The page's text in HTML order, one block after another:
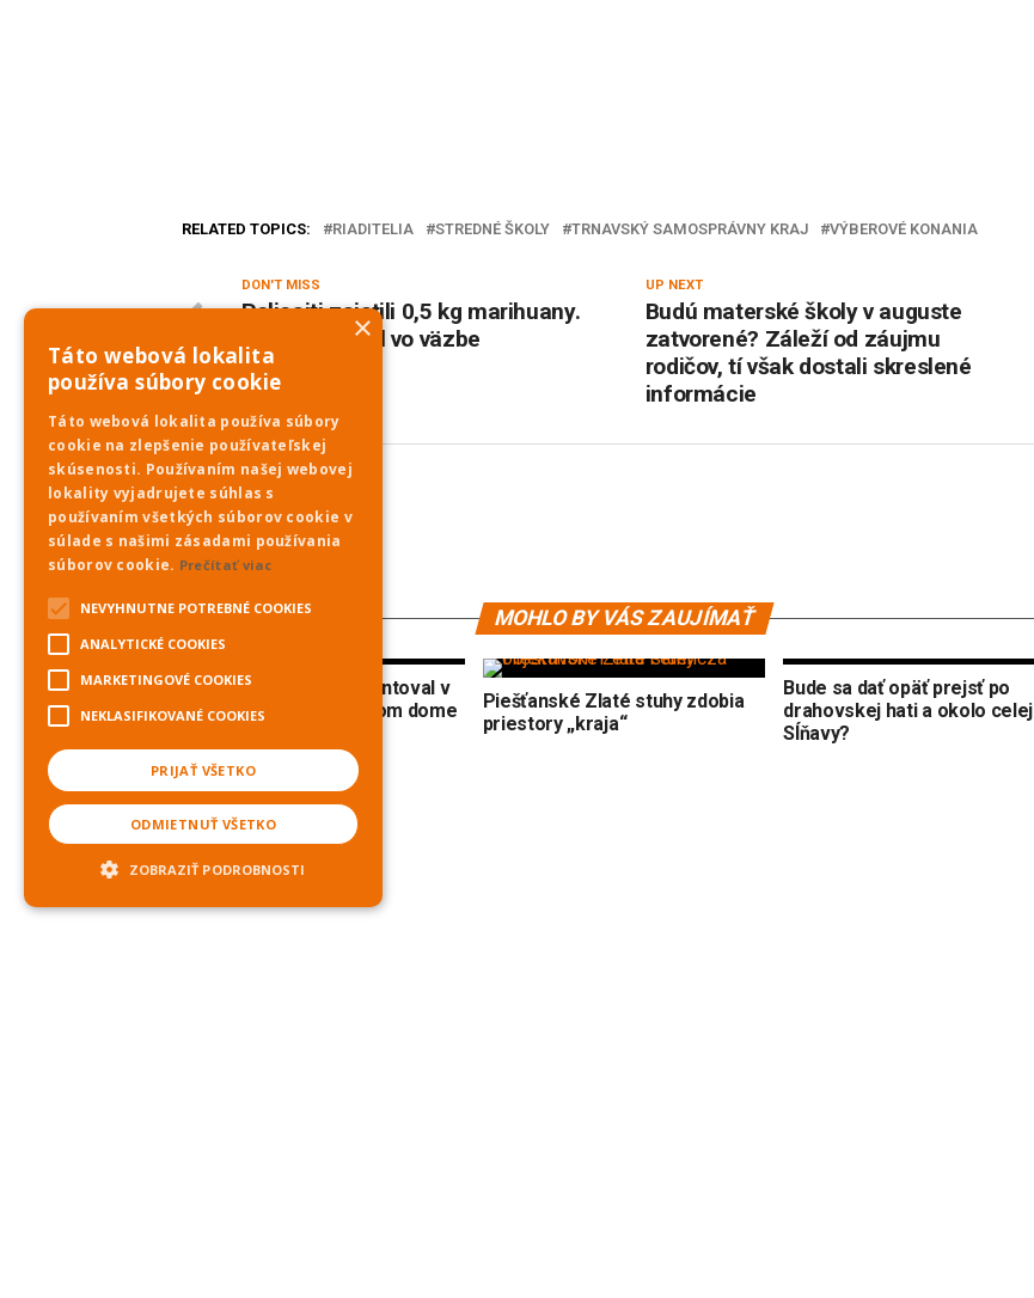
RELATED TOPICS: RIADITELIA STREDNÉ ŠKOLY TRNAVSKÝ SAMOSPRÁVNY KRAJ VÝBEROVÉ KONANIA
UP NEXT
Budú materské školy v auguste
zatvorené? Záleží od záujmu
rodičov, tí však dostali skreslené
informácie
DON'T MISS
Policajti zaistili 0,5 kg marihuany.
Držiteľ skončil vo väzbe
MOHLO BY VÁS ZAUJÍMAŤ
Trnavský kraj sa prezentoval v
slovenskom olympijskom dome
Piešťanské Zlaté stuhy zdobia
priestory „kraja“
Bude sa dať opäť prejsť po
drahovskej hati a okolo celej
Sĺňavy?
×
Táto webová lokalita
používa súbory cookie
Táto webová lokalita používa súbory
cookie na zlepšenie používateľskej
skúsenosti. Používaním našej webovej
lokality vyjadrujete súhlas s
používaním všetkých súborov cookie v
súlade s našimi zásadami používania
súborov cookie. Prečítať viac
NEVYHNUTNE POTREBNÉ COOKIES
ANALYTICKÉ COOKIES
MARKETINGOVÉ COOKIES
NEKLASIFIKOVANÉ COOKIES
PRIJAŤ VŠETKO
ODMIETNUŤ VŠETKO
ZOBRAZIŤ PODROBNOSTI